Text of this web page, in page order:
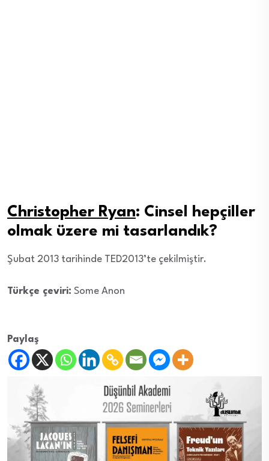
Christopher Ryan: Cinsel hepçiller
olmak üzere mi tasarlandık?
Şubat 2013 tarihinde TED2013’te çekilmiştir.
Türkçe çeviri: Some Anon
Paylaş